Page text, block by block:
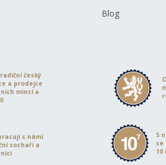
Blog
český
a prodejce
mincí a
s námi
sochaři a
S
se
10